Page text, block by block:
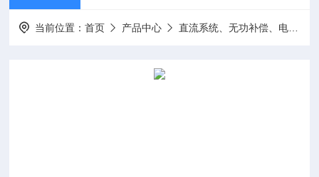
当前位置：首页 产品中心 直流系统、无功补偿、电池电机检测仪器